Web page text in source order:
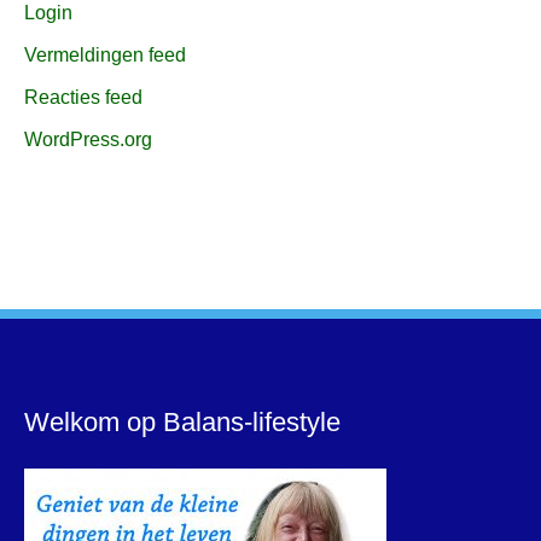
Login
Vermeldingen feed
Reacties feed
WordPress.org
Welkom op Balans-lifestyle